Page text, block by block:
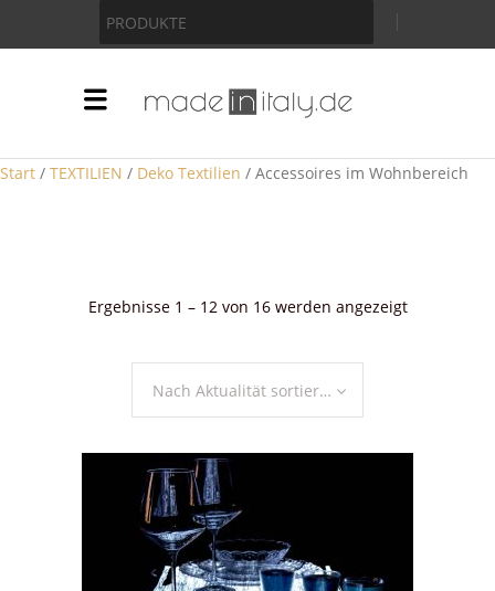
PRODUKTE
Start / TEXTILIEN / Deko Textilien / Accessoires im Wohnbereich
Ergebnisse 1 – 12 von 16 werden angezeigtNach
Nach Aktualität sortieren